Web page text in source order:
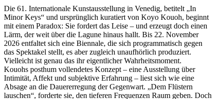
Die 61. Internationale Kunstausstellung in Venedig, betitelt „In
Minor Keys“ und ursprünglich kuratiert von Koyo Kouoh, beginnt
mit einem Paradox: Sie fordert das Leise – und erzeugt doch einen
Lärm, der weit über die Lagune hinaus hallt. Bis 22. November
2026 entfaltet sich eine Biennale, die sich programmatisch gegen
das Spektakel stellt, es aber zugleich unaufhörlich produziert.
Vielleicht ist genau das ihr eigentlicher Wahrheitsmoment.
Kouohs posthum vollendetes Konzept – eine Ausstellung über
Intimität, Affekt und subjektive Erfahrung – liest sich wie eine
Absage an die Dauererregung der Gegenwart. „Dem Flüstern
lauschen“, forderte sie, den tieferen Frequenzen Raum geben. Doch